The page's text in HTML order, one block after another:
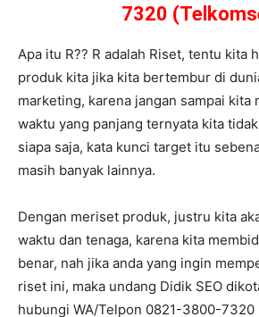
7320
Apa itu R?? R adalah Riset, tentu kita
produk kita jika kita bertembur di
marketing, karena jangan sampai kita
waktu yang panjang ternyata kita
siapa saja, kata kunci target itu
masih banyak lainnya.
Dengan meriset produk, justru kita
waktu dan tenaga, karena kita
benar, nah jika anda yang ingin
riset ini, maka undang Didik SEO
hubungi WA/Telpon 0821-3800-7320